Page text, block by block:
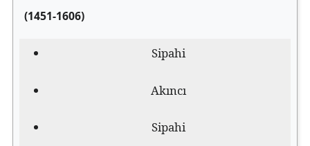
(1451-1606)
Sipahi
Akıncı
Sipahi